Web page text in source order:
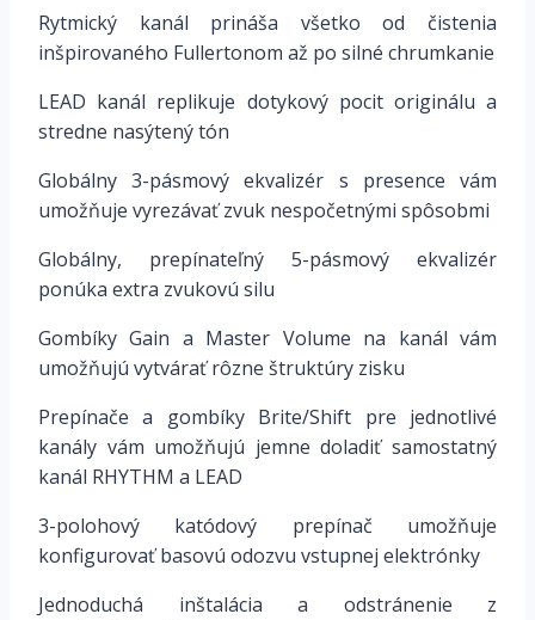
Rytmický kanál prináša všetko od čistenia
inšpirovaného Fullertonom až po silné chrumkanie
LEAD kanál replikuje dotykový pocit originálu a
stredne nasýtený tón
Globálny 3-pásmový ekvalizér s presence vám
umožňuje vyrezávať zvuk nespočetnými spôsobmi
Globálny, prepínateľný 5-pásmový ekvalizér
ponúka extra zvukovú silu
Gombíky Gain a Master Volume na kanál vám
umožňujú vytvárať rôzne štruktúry zisku
Prepínače a gombíky Brite/Shift pre jednotlivé
kanály vám umožňujú jemne doladiť samostatný
kanál RHYTHM a LEAD
3-polohový katódový prepínač umožňuje
konfigurovať basovú odozvu vstupnej elektrónky
Jednoduchá inštalácia a odstránenie z